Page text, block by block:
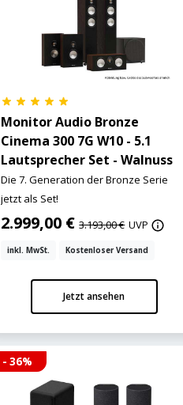
Monitor Audio Bronze
Cinema 300 7G W10 - 5.1
Lautsprecher Set - Walnuss
Die 7. Generation der Bronze Serie
jetzt als Set!
2.999,00 €3.193,00 € UVP
inkl. MwSt. Kostenloser Versand
Jetzt ansehen
- 36%